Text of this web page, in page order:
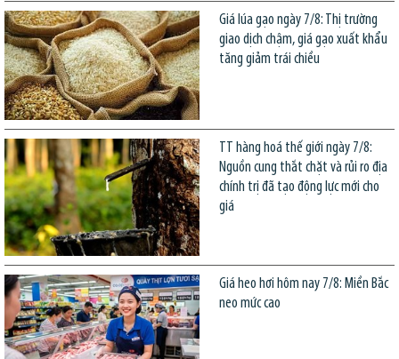
Giá lúa gạo ngày 7/8: Thị trường
giao dịch chậm, giá gạo xuất khẩu
tăng giảm trái chiều
TT hàng hoá thế giới ngày 7/8:
Nguồn cung thắt chặt và rủi ro địa
chính trị đã tạo động lực mới cho
giá
Giá heo hơi hôm nay 7/8: Miền Bắc
neo mức cao